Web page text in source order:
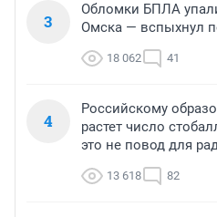
3
Обломки БПЛА
Омска — вспыхнул
18 062 41
4
Российскому
растет число
это не повод для
13 618 82